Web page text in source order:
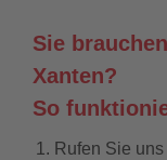
Sie
Xanten?
So
Rufen Sie uns